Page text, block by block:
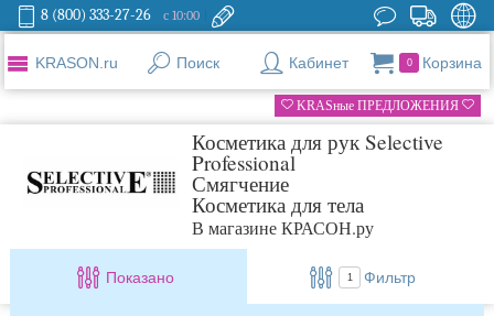
8 (800) 333-27-26 с 10:00
KRASON.ru Поиск Кабинет 0 Корзина
KRASные ПРЕДЛОЖЕНИЯ
Косметика для рук Selective
Professional
Смягчение
Косметика для тела
В магазине КРАСОН.ру
Показано 1 Фильтр